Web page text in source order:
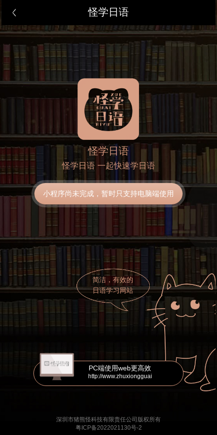
怪学日语
怪学日语
怪学日语 一起快速学日语
小程序尚未完成，暂时只支持电脑端使用
简洁，有效的
日语学习网站
PC端使用web更高效
http://www.zhuxiongguai
深圳市猪熊怪科技有限责任公司版权所有
粤ICP备2022021130号-2